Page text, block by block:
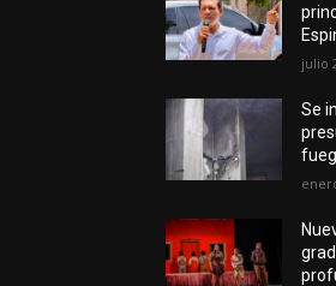
julio
Se